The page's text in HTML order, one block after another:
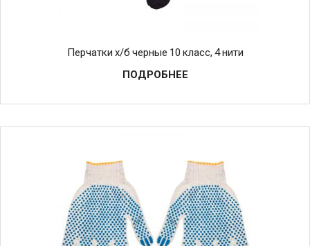
Перчатки х/б черные 10 класс, 4 нити
ПОДРОБНЕЕ